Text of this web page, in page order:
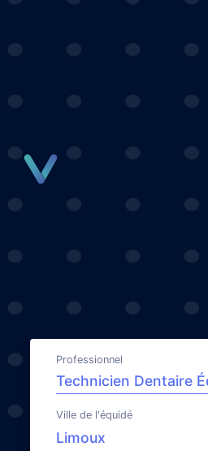
Professionnel
Ville de l'équidé